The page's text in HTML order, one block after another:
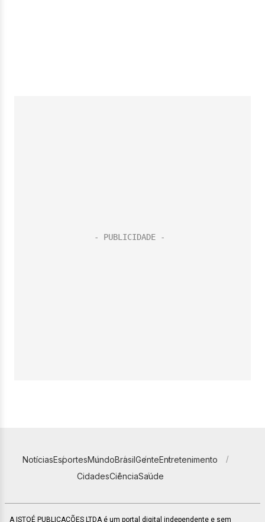
NotíciasEsportesMundoBrasilGenteEntretenimento
CidadesCiênciaSaúde
A ISTOÉ PUBLICAÇÕES LTDA é um portal digital independente e sem